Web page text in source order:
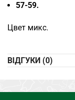
57-59.
Цвет микс.
ВІДГУКИ (0)